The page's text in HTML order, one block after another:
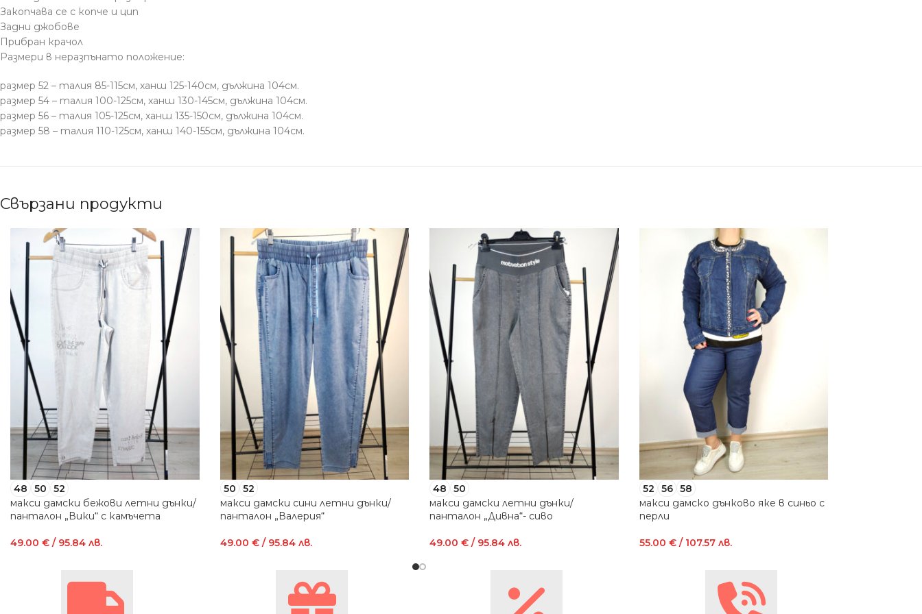
Закопчава се с копче и цип
Задни джобове
Прибран крачол
Размери в неразпънато положение:
размер 52 – талия 85-115см, ханш 125-140см, дължина 104см.
размер 54 – талия 100-125см, ханш 130-145см, дължина 104см.
размер 56 – талия 105-125см, ханш 135-150см, дължина 104см.
размер 58 – талия 110-125см, ханш 140-155см, дължина 104см.
Свързани продукти
48 50
52
макси дамски бежови летни дънки/
панталон „Вики“ с камъчета
49.00 € / 95.84 лв.
50
52
макси дамски сини летни дънки/
панталон „Валерия“
49.00 €/ 95.84 лв.
48
50
макси дамски летни дънки/
панталон „Дивна“- сиво
49.00 € / 95.84 лв.
52 56 58
макси дамско дънково яке в синьо с
перли
55.00 €/ 107.57 лв.